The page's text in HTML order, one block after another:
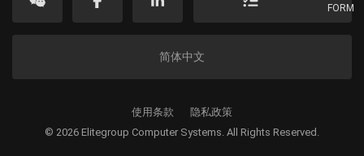
FORM
简体中文
© 2026 Elitegroup Computer Systems. All Rights Reserved.
使用条款 隐私政策